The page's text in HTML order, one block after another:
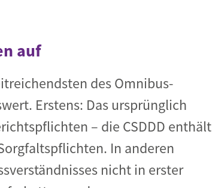
auf
des Omnibus-
Erstens: Das ursprünglich
– die CSDDD enthält
In anderen
nicht in erster